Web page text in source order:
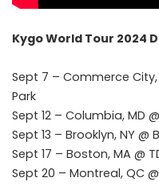
Kygo World Tour 2024
Sept 7 – Commerce City,
Park
Sept 12 – Columbia, MD
Sept 13 – Brooklyn, NY
Sept 17 – Boston, MA @
Sept 20 – Montreal, QC